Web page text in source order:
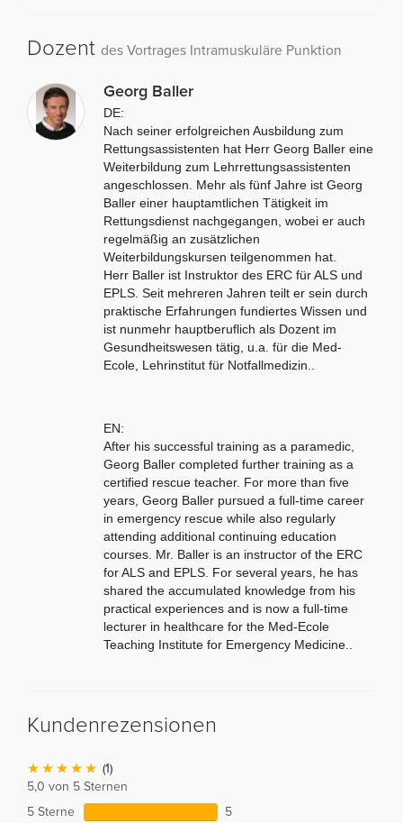
Dozent des Vortrages Intramuskuläre Punktion
Georg Baller
DE:
Nach seiner erfolgreichen Ausbildung zum
Rettungsassistenten hat Herr Georg Baller eine
Weiterbildung zum Lehrrettungsassistenten
angeschlossen. Mehr als fünf Jahre ist Georg
Baller einer hauptamtlichen Tätigkeit im
Rettungsdienst nachgegangen, wobei er auch
regelmäßig an zusätzlichen
Weiterbildungskursen teilgenommen hat.
Herr Baller ist Instruktor des ERC für ALS und
EPLS. Seit mehreren Jahren teilt er sein durch
praktische Erfahrungen fundiertes Wissen und
ist nunmehr hauptberuflich als Dozent im
Gesundheitswesen tätig, u.a. für die Med-
Ecole, Lehrinstitut für Notfallmedizin.
EN:
After his successful training as a paramedic,
Georg Baller completed further training as a
certified rescue teacher. For more than five
years, Georg Baller pursued a full-time career
in emergency rescue while also regularly
attending additional continuing education
courses. Mr. Baller is an instructor of the ERC
for ALS and EPLS. For several years, he has
shared the accumulated knowledge from his
practical experiences and is now a full-time
lecturer in healthcare for the Med-Ecole
Teaching Institute for Emergency Medicine.
Kundenrezensionen
(1)
5,0 von 5 Sternen
5 Sterne
5